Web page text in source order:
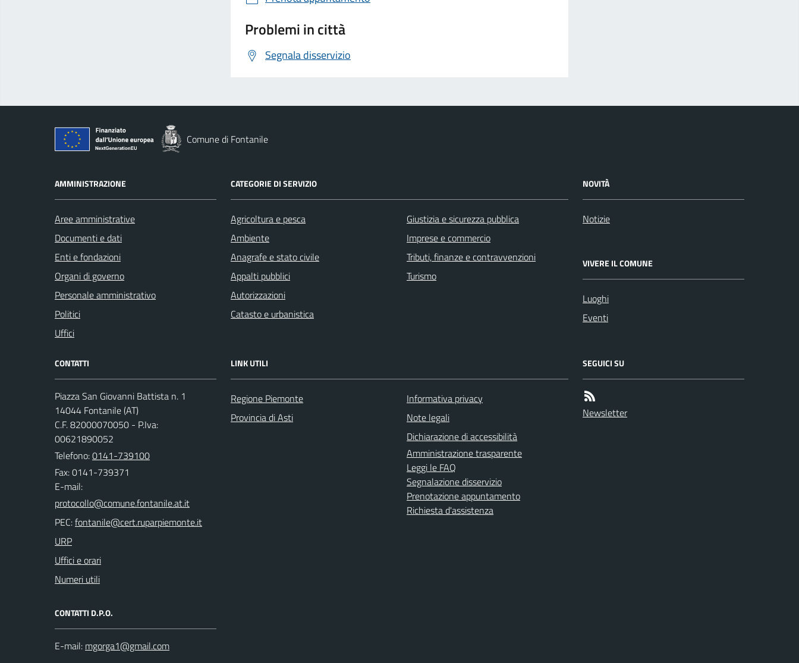
Problemi in città
Segnala disservizio
Comune di Fontanile
AMMINISTRAZIONE
Aree amministrative
Documenti e dati
Enti e fondazioni
Organi di governo
Personale amministrativo
Politici
Uffici
CATEGORIE DI SERVIZIO
Agricoltura e pesca
Ambiente
Anagrafe e stato civile
Appalti pubblici
Autorizzazioni
Catasto e urbanistica
Giustizia e sicurezza pubblica
Imprese e commercio
Tributi, finanze e contravvenzioni
Turismo
NOVITÀ
Notizie
VIVERE IL COMUNE
Luoghi
Eventi
CONTATTI
Piazza San Giovanni Battista n. 1
14044 Fontanile (AT)
C.F. 82000070050 - P.Iva:
00621890052
Telefono:0141-739100
Fax: 0141-739371
E-mail:
PEC:
URP
Uffici e orari
Numeri utili
CONTATTI D.P.O.
E-mail:
LINK UTILI
Regione Piemonte
Provincia di Asti
Informativa privacy
Note legali
Dichiarazione di accessibilità
Amministrazione trasparente
Leggi le FAQ
Segnalazione disservizio
Prenotazione appuntamento
Richiesta d'assistenza
SEGUICI SU
Newsletter